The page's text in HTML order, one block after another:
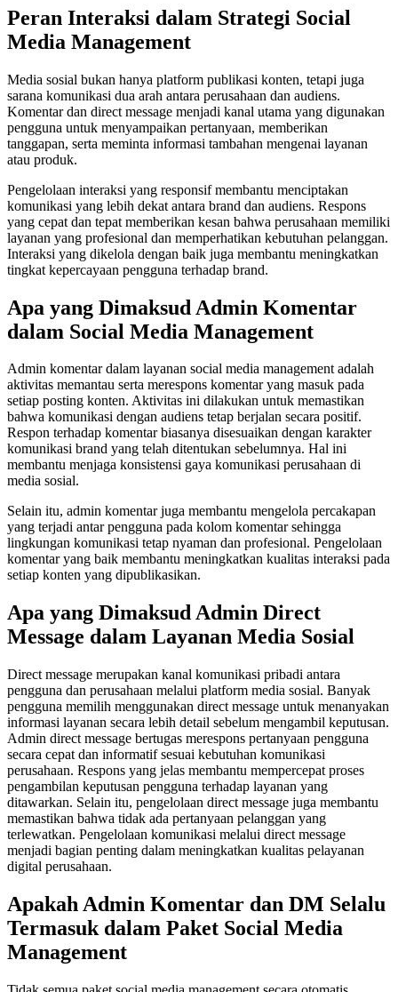
Peran Interaksi dalam Strategi Social
Media Management
Media sosial bukan hanya platform publikasi konten, tetapi juga
sarana komunikasi dua arah antara perusahaan dan audiens.
Komentar dan direct message menjadi kanal utama yang digunakan
pengguna untuk menyampaikan pertanyaan, memberikan
tanggapan, serta meminta informasi tambahan mengenai layanan
atau produk.
Pengelolaan interaksi yang responsif membantu menciptakan
komunikasi yang lebih dekat antara brand dan audiens. Respons
yang cepat dan tepat memberikan kesan bahwa perusahaan memiliki
layanan yang profesional dan memperhatikan kebutuhan pelanggan.
Interaksi yang dikelola dengan baik juga membantu meningkatkan
tingkat kepercayaan pengguna terhadap brand.
Apa yang Dimaksud Admin Komentar
dalam Social Media Management
Admin komentar dalam layanan social media management adalah
aktivitas memantau serta merespons komentar yang masuk pada
setiap posting konten. Aktivitas ini dilakukan untuk memastikan
bahwa komunikasi dengan audiens tetap berjalan secara positif.
Respon terhadap komentar biasanya disesuaikan dengan karakter
komunikasi brand yang telah ditentukan sebelumnya. Hal ini
membantu menjaga konsistensi gaya komunikasi perusahaan di
media sosial.
Selain itu, admin komentar juga membantu mengelola percakapan
yang terjadi antar pengguna pada kolom komentar sehingga
lingkungan komunikasi tetap nyaman dan profesional. Pengelolaan
komentar yang baik membantu meningkatkan kualitas interaksi pada
setiap konten yang dipublikasikan.
Apa yang Dimaksud Admin Direct
Message dalam Layanan Media Sosial
Direct message merupakan kanal komunikasi pribadi antara
pengguna dan perusahaan melalui platform media sosial. Banyak
pengguna memilih menggunakan direct message untuk menanyakan
informasi layanan secara lebih detail sebelum mengambil keputusan.
Admin direct message bertugas merespons pertanyaan pengguna
secara cepat dan informatif sesuai kebutuhan komunikasi
perusahaan. Respons yang jelas membantu mempercepat proses
pengambilan keputusan pengguna terhadap layanan yang
ditawarkan. Selain itu, pengelolaan direct message juga membantu
memastikan bahwa tidak ada pertanyaan pelanggan yang
terlewatkan. Pengelolaan komunikasi melalui direct message
menjadi bagian penting dalam meningkatkan kualitas pelayanan
digital perusahaan.
Apakah Admin Komentar dan DM Selalu
Termasuk dalam Paket Social Media
Management